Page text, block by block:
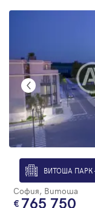
ВИТОША ПАРК
София, Витоша
765 750